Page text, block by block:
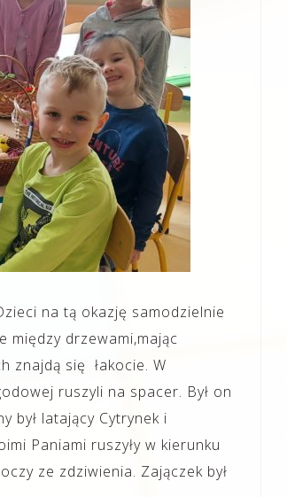
na tą okazję samodzielnie
między drzewami,mając
znajdą się łakocie. W
ruszyli na spacer. Był on
był latający Cytrynek i
Paniami ruszyły w kierunku
ze zdziwienia. Zajączek był